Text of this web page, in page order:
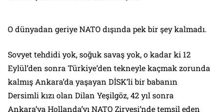
O dünyadan geriye NATO dışında pek bir şey kalmadı.
Sovyet tehdidi yok, soğuk savaş yok, o kadar ki 12
Eylül’den sonra Türkiye’den tekneyle kaçmak zorunda
kalmış Ankara’da yaşayan DİSK’li bir babanın
Dersimli kızı olan Dilan Yeşilgöz, 42 yıl sonra
Ankara’ya Hollanda’yı NATO Zirvesi’nde temsil eden